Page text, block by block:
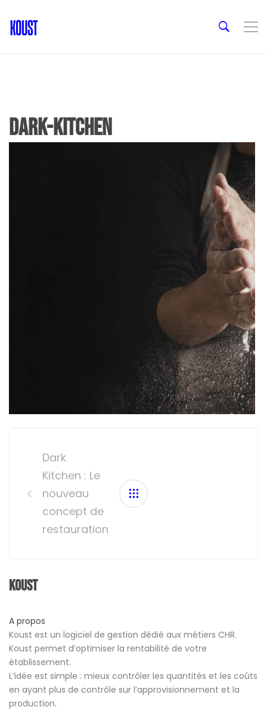
dark-kitchen
navigation
Dark
Kitchen : Le
nouveau
concept de
restauration
Koust
A propos
Koust est un logiciel de gestion dédié aux métiers CHR.
Koust permet d’optimiser la rentabilité de votre
établissement.
L’idée est simple : mieux contrôler les quantités et les coûts
en ayant plus de contrôle sur l’approvisionnement et la
production.